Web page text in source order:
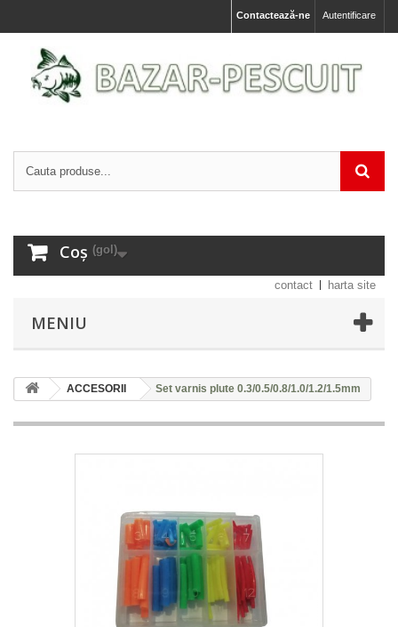
Autentificare
Contactează-ne
Coș (gol)
contact harta site
MENIU
ACCESORII Set varnis plute 0.3/0.5/0.8/1.0/1.2/1.5mm